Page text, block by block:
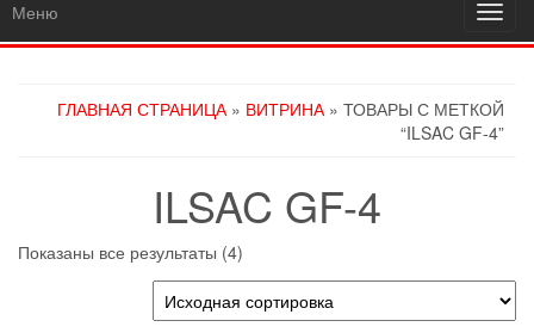
Меню
ГЛАВНАЯ СТРАНИЦА» ВИТРИНА» ТОВАРЫ С МЕТКОЙ
“ILSAC GF-4”
ILSAC GF-4
Показаны все результаты (4)